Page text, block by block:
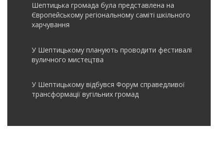
Шептицька громада була представлена на
Європейському регіональному саміті шкільного
харчування
У Шептицькому планують проводити фестивалі
вуличного мистецтва
У Шептицькому відбувся Форум справедливої
трансформації вугільних громад